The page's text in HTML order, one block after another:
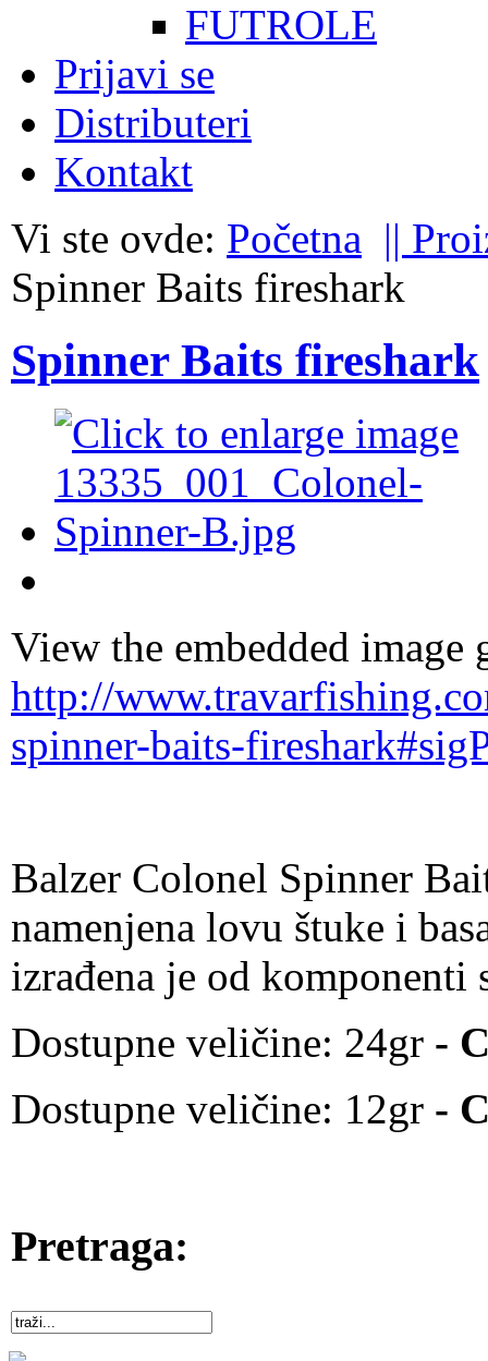
FUTROLE
Prijavi se
Distributeri
Kontakt
Vi ste ovde: Početna ||
Spinner Baits fireshark
Spinner Baits fireshark
View the embedded image
http://
spinner-baits-
Balzer Colonel Spinner
namenjena lovu štuke i
izrađena je od
Dostupne veličine: 24gr -
Dostupne veličine: 12gr -
Pretraga: